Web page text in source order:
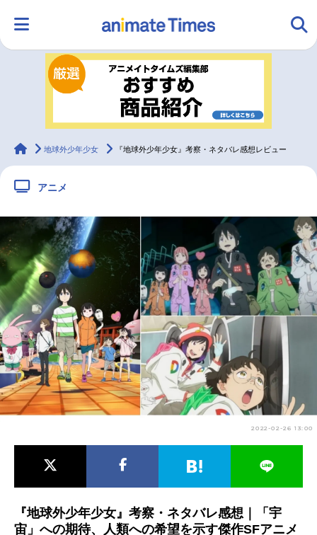
ランキング アニメ
ラジオ みんなの声
2.5次元 配信・Vtuber トレンド 無料マンガ
最新記事一覧
アニメ記事一覧 声優記事一覧
アニメ映画一覧 実写化映画一覧
今期アニメ曜日別一覧
春アニメ 夏アニメ
男性声優/女性声優一覧
animateTimes
地球外少年少女 『地球外少年少女』考察・ネタバレ感想レビュー
アニメ
2022-02-26 13:00
『地球外少年少女』考察・ネタバレ感想｜「宇
宙」への期待、人類への希望を示す傑作SFアニメ